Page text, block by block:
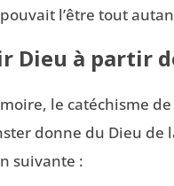
l’être tout
Dieu à partir
le catéchisme de
donne du Dieu de
suivante :